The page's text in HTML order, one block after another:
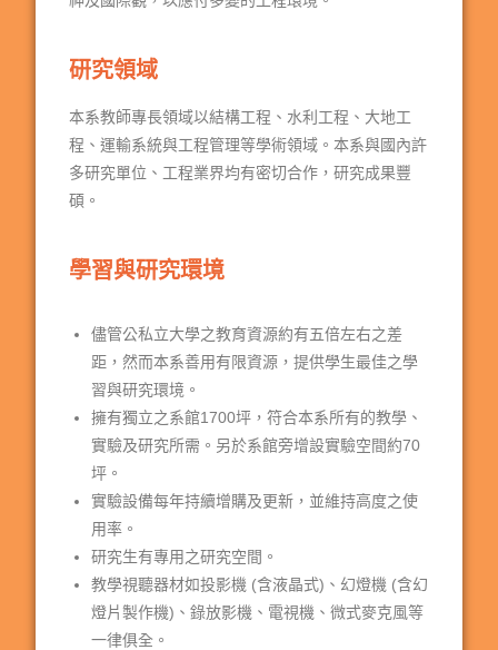
研究領域
本系教師專長領域以結構工程、水利工程、大地工
程、運輸系統與工程管理等學術領域。本系與國內許
多研究單位、工程業界均有密切合作，研究成果豐
碩。
學習與研究環境
儘管公私立大學之教育資源約有五倍左右之差
距，然而本系善用有限資源，提供學生最佳之學
習與研究環境。
擁有獨立之系館1700坪，符合本系所有的教學、
實驗及研究所需。另於系館旁增設實驗空間約70
坪。
實驗設備每年持續增購及更新，並維持高度之使
用率。
研究生有專用之研究空間。
教學視聽器材如投影機 (含液晶式)、幻燈機 (含幻
燈片製作機)、錄放影機、電視機、微式麥克風等
一律俱全。